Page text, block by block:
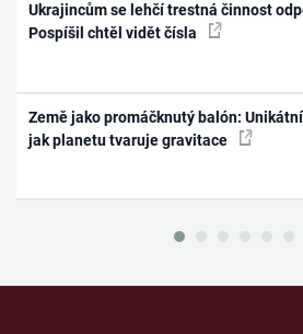
Ukrajincům se lehčí trestná činnost
Pospíšil chtěl vidět čísla
Země jako promáčknutý balón:
jak planetu tvaruje gravitace